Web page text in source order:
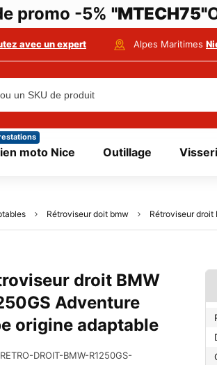
promo -5% "MTECH75"
avec un expert Alpes Maritimes
moto Nice Outillage
Rétroviseur doit bmw Rétroviseur droit
droit BMW
Adventure
origine adaptable
RETRO-DROIT-BMW-R1250GS-